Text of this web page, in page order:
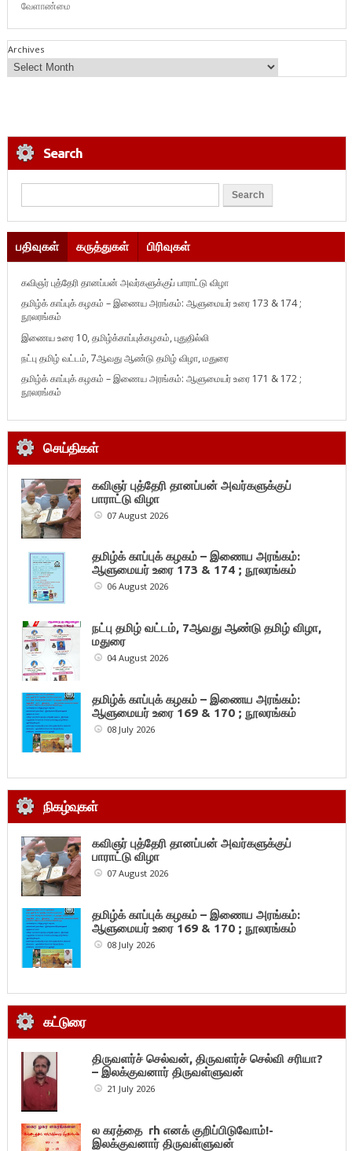
வேளாண்மை
Archives
Search
பதிவுகள் கருத்துகள் பிரிவுகள்
கவிஞர் புத்தேரி தானப்பன் அவர்களுக்குப் பாராட்டு விழா
தமிழ்க் காப்புக் கழகம் – இணைய அரங்கம்: ஆளுமையர் உரை 173 & 174 ;
நூலரங்கம்
இணைய உரை 10, தமிழ்க்காப்புக்கழகம், புதுதில்லி
நட்பு தமிழ் வட்டம், 7ஆவது ஆண்டு தமிழ் விழா, மதுரை
தமிழ்க் காப்புக் கழகம் – இணைய அரங்கம்: ஆளுமையர் உரை 171 & 172 ;
நூலரங்கம்
செய்திகள்
கவிஞர் புத்தேரி தானப்பன் அவர்களுக்குப்
பாராட்டு விழா
07 August 2026
தமிழ்க் காப்புக் கழகம் – இணைய அரங்கம்:
ஆளுமையர் உரை 173 & 174 ; நூலரங்கம்
06 August 2026
நட்பு தமிழ் வட்டம், 7ஆவது ஆண்டு தமிழ் விழா,
மதுரை
04 August 2026
தமிழ்க் காப்புக் கழகம் – இணைய அரங்கம்:
ஆளுமையர் உரை 169 & 170 ; நூலரங்கம்
08 July 2026
நிகழ்வுகள்
கவிஞர் புத்தேரி தானப்பன் அவர்களுக்குப்
பாராட்டு விழா
07 August 2026
தமிழ்க் காப்புக் கழகம் – இணைய அரங்கம்:
ஆளுமையர் உரை 169 & 170 ; நூலரங்கம்
08 July 2026
கட்டுரை
திருவளர்ச் செல்வன், திருவளர்ச் செல்வி சரியா?
– இலக்குவனார் திருவள்ளுவன்
21 July 2026
ல கரத்தை rh எனக் குறிப்பிடுவோம்!-
இலக்குவனார் திருவள்ளுவன்